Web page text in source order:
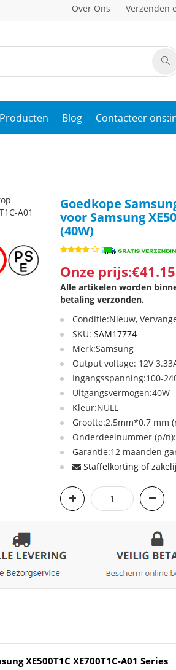
Over Ons Verzenden
Blog Contacteer
Goedkope
voor Samsung
(40W)
Onze prijs:€41.15
Alle artikelen worden
betaling verzonden.
Conditie:Nieuw,
SKU:SAM17774
Merk:Samsung
Output voltage: 12V
Ingangsspanning:100-
Uitgangsvermogen:40W
Kleur:NULL
Grootte:2.5mm*0.7 mm
Onderdeelnummer (p/
Garantie:12 maanden
Staffelkorting of
XE500T1C XE700T1C-A01 Series